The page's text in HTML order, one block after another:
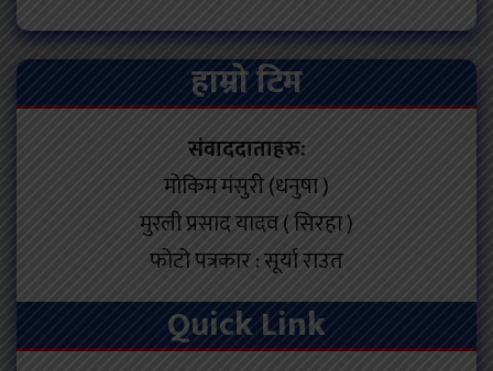
हाम्रो टिम
संवाददाताहरु:
मोकिम मंसुरी (धनुषा )
मुरली प्रसाद यादव ( सिरहा )
फोटो पत्रकार : सूर्या राउत
Quick Link